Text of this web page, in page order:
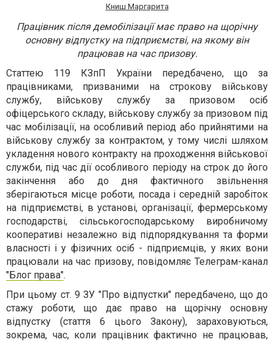
Книш Маргарита
Працівник після демобілізації має право на щорічну
основну відпустку на підприємстві, на якому він
працював на час призову.
Статтею 119 КЗпП України передбачено, що за
працівниками, призваними на строкову військову
службу, військову службу за призовом осіб
офіцерського складу, військову службу за призовом під
час мобілізації, на особливий період або прийнятими на
військову службу за контрактом, у тому числі шляхом
укладення нового контракту на проходження військової
служби, під час дії особливого періоду на строк до його
закінчення або до дня фактичного звільнення
зберігаються місце роботи, посада і середній заробіток
на підприємстві, в установі, організації, фермерському
господарстві, сільськогосподарському виробничому
кооперативі незалежно від підпорядкування та форми
власності і у фізичних осіб - підприємців, у яких вони
працювали на час призову, повідомляє Телеграм-канал
"Блог права".
При цьому ст. 9 ЗУ "Про відпустки" передбачено, що до
стажу роботи, що дає право на щорічну основну
відпустку (стаття 6 цього Закону), зараховуються,
зокрема, час, коли працівник фактично не працював,